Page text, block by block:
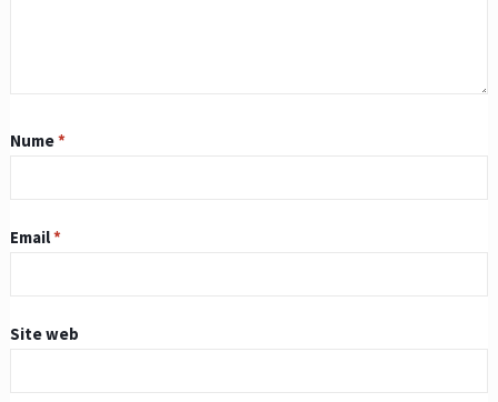
Nume*
Email*
Site web